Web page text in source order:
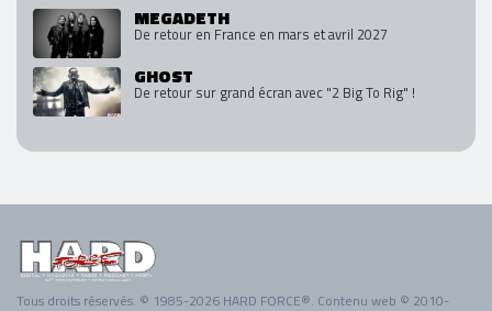
MEGADETH
De retour en France en mars et avril 2027
GHOST
De retour sur grand écran avec "2 Big To Rig" !
Tous droits réservés. © 1985-2026 HARD FORCE®. Contenu web © 2010-